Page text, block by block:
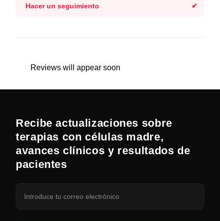
Hacer un seguimiento
Reviews will appear soon
Recibe actualizaciones sobre
terapias con células madre,
avances clínicos y resultados de
pacientes